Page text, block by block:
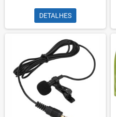
DETALHES